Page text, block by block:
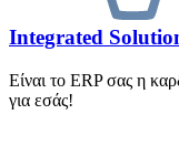
Integrated
Είναι το ERP σας η
για εσάς!